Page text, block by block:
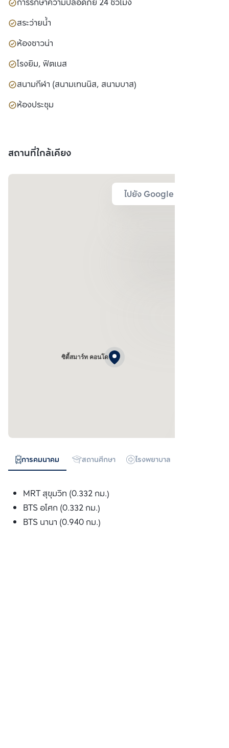
สระว่ายน้ำ
ห้องซาวน่า
โรงยิม, ฟิตเนส
สนามกีฬา (สนามเทนนิส, สนามบาส)
ห้องประชุม
สถานที่ใกล้เคียง
ไปยัง Google Map
ซิตี้สมาร์ท คอนโด
การคมนาคม สถานศึกษา โรงพยาบาล
MRT สุขุมวิท (0.332 กม.)
BTS อโศก (0.332 กม.)
BTS นานา (0.940 กม.)